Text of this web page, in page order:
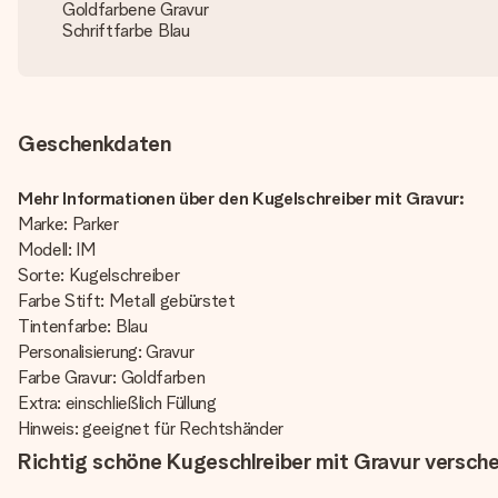
Goldfarbene Gravur
Schriftfarbe Blau
Geschenkdaten
Mehr Informationen über den Kugelschreiber mit Gravur:
Marke: Parker
Modell: IM
Sorte: Kugelschreiber
Farbe Stift: Metall gebürstet
Tintenfarbe: Blau
Personalisierung: Gravur
Farbe Gravur: Goldfarben
Extra: einschließlich Füllung
Hinweis: geeignet für Rechtshänder
Richtig schöne Kugeschlreiber mit Gravur